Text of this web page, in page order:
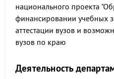
национального проекта
финансировании учебных
аттестации вузов и
вузов по краю
Деятельность